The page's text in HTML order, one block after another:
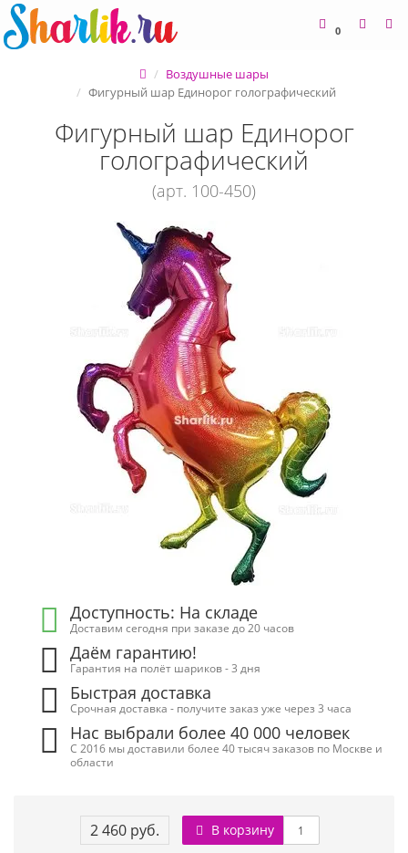
0
Воздушные шары
Фигурный шар Единорог голографический
Фигурный шар Единорог
голографический
(арт. 100-450)
Доступность: На складе
Доставим сегодня при заказе до 20 часов
Даём гарантию!
Гарантия на полёт шариков - 3 дня
Быстрая доставка
Срочная доставка - получите заказ уже через 3 часа
Нас выбрали более 40 000 человек
С 2016 мы доставили более 40 тысяч заказов по Москве и
области
2 460 руб. В корзину